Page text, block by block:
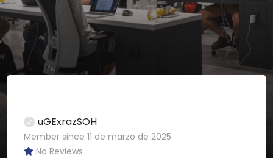
uGExrazSOH
Member since 11 de marzo de 2025
No Reviews